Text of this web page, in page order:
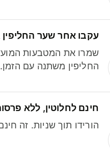
עקבו אחר שער
שמרו את המטבעות
החליפין משתנה עם הזמן.
חינם לחלוטין, ללא
הורידו תוך שניות. זה